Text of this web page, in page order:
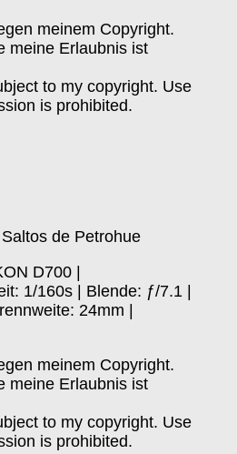
meinem Copyright.
meine Erlaubnis ist
to my copyright. Use
is prohibited.
de Petrohue
D700 |
1/160s | Blende: ƒ/7.1 |
24mm |
meinem Copyright.
meine Erlaubnis ist
to my copyright. Use
is prohibited.